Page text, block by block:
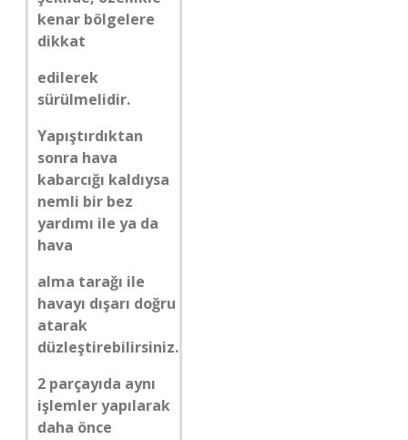
kenar bölgelere
dikkat
edilerek
sürülmelidir.
Yapıştırdıktan
sonra hava
kabarcığı kaldıysa
nemli bir bez
yardımı ile ya da
hava
alma tarağı ile
havayı dışarı doğru
atarak
düzleştirebilirsiniz.
2 parçayıda aynı
işlemler yapılarak
daha önce